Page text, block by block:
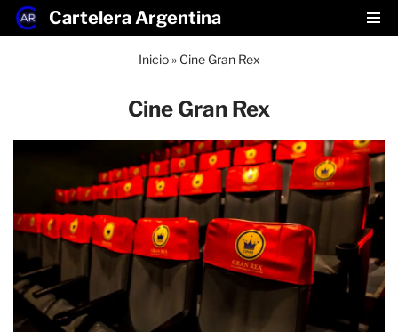
Cartelera Argentina
Inicio» Cine Gran Rex
Cine Gran Rex